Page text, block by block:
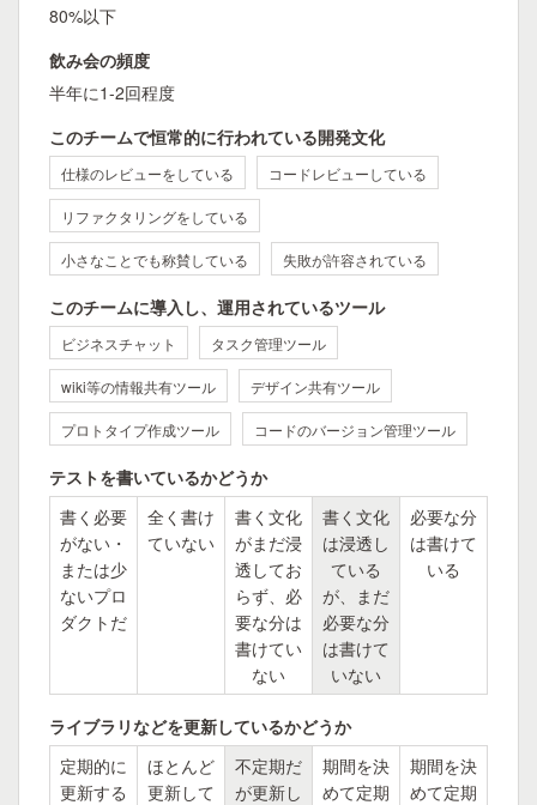
80%以下
飲み会の頻度
半年に1-2回程度
このチームで恒常的に行われている開発文化
仕様のレビューをしている コードレビューしている
リファクタリングをしている
小さなことでも称賛している 失敗が許容されている
このチームに導入し、運用されているツール
ビジネスチャット タスク管理ツール
wiki等の情報共有ツール デザイン共有ツール
プロトタイプ作成ツール コードのバージョン管理ツール
テストを書いているかどうか
書く必要
がない・
または少
ないプロ
ダクトだ
全く書け
ていない
書く文化
がまだ浸
透してお
らず、必
要な分は
書けてい
ない
書く文化
は浸透し
ている
が、まだ
必要な分
は書けて
いない
必要な分
は書けて
いる
ライブラリなどを更新しているかどうか
定期的に
更新する
ほとんど
更新して
不定期だ
が更新し
期間を決
めて定期
期間を決
めて定期